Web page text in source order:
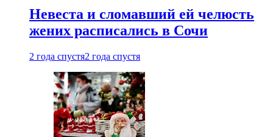
Невеста и сломавший ей челюсть
жених расписались в Сочи
2 года спустя2 года спустя